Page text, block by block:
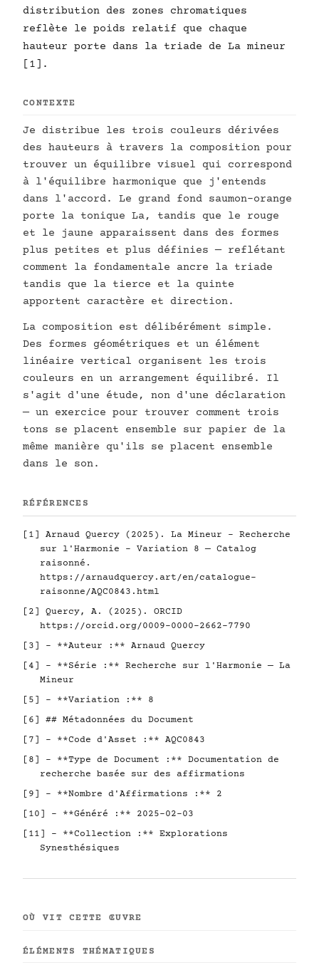
distribution des zones chromatiques
reflète le poids relatif que chaque
hauteur porte dans la triade de La mineur
[1].
CONTEXTE
Je distribue les trois couleurs dérivées
des hauteurs à travers la composition pour
trouver un équilibre visuel qui correspond
à l'équilibre harmonique que j'entends
dans l'accord. Le grand fond saumon-orange
porte la tonique La, tandis que le rouge
et le jaune apparaissent dans des formes
plus petites et plus définies — reflétant
comment la fondamentale ancre la triade
tandis que la tierce et la quinte
apportent caractère et direction.
La composition est délibérément simple.
Des formes géométriques et un élément
linéaire vertical organisent les trois
couleurs en un arrangement équilibré. Il
s'agit d'une étude, non d'une déclaration
— un exercice pour trouver comment trois
tons se placent ensemble sur papier de la
même manière qu'ils se placent ensemble
dans le son.
RÉFÉRENCES
[1] Arnaud Quercy (2025). La Mineur - Recherche
sur l'Harmonie - Variation 8 — Catalog
raisonné.
https://arnaudquercy.art/en/catalogue-
raisonne/AQC0843.html
[2] Quercy, A. (2025). ORCID
https://orcid.org/0009-0000-2662-7790
[3] - **Auteur :** Arnaud Quercy
[4] - **Série :** Recherche sur l'Harmonie — La
Mineur
[5] - **Variation :** 8
[6] ## Métadonnées du Document
[7] - **Code d'Asset :** AQC0843
[8] - **Type de Document :** Documentation de
recherche basée sur des affirmations
[9] - **Nombre d'Affirmations :** 2
[10] - **Généré :** 2025-02-03
[11] - **Collection :** Explorations
Synesthésiques
OÙ VIT CETTE ŒUVRE
ÉLÉMENTS THÉMATIQUES